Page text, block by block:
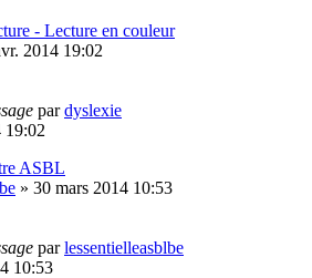
- Lecture en couleur
2014 19:02
pardyslexie
19:02
ASBL
» 30 mars 2014 10:53
parlessentielleasblbe
10:53